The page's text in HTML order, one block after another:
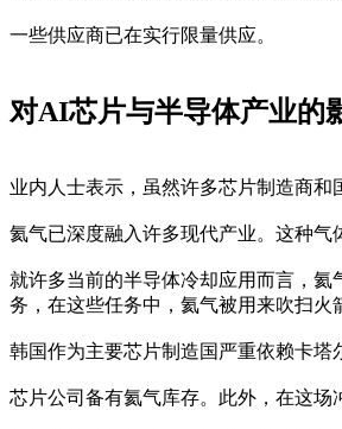
一些供应商已在实行限量供应。
对AI芯片与半导体产业的
业内人士表示，虽然许多芯片制造商和
氦气已深度融入许多现代产业。这种气
就许多当前的半导体冷却应用而言，
务，在这些任务中，氦气被用来吹扫火
韩国作为主要芯片制造国严重依赖卡塔
芯片公司备有氦气库存。此外，在这场